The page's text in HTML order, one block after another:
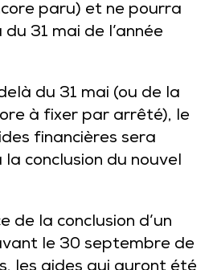
paru) et ne pourra
31 mai de l’année
du 31 mai (ou de la
à fixer par arrêté), le
financières sera
la conclusion du nouvel
de la conclusion d’un
le 30 septembre de